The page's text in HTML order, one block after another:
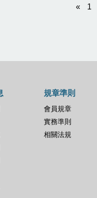
« 1
規章準則
會員規章
實務準則
相關法規